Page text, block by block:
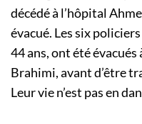
décédé à l’hôpital
évacué. Les six
44 ans, ont été
Brahimi, avant d’être
Leur vie n’est pas en